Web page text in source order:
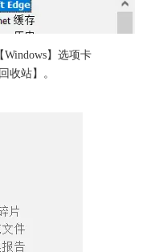
】选项卡
收站】。